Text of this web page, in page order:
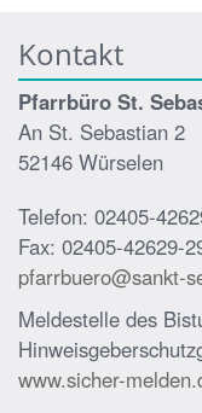
Kontakt
Pfarrbüro St.
An St. Sebastian 2
52146 Würselen
Telefon: 02405-
Fax: 02405-42629-
pfarrbuero@sankt-
Meldestelle des
www.sicher-